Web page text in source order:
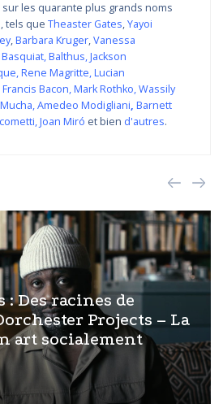
les quarante plus grands noms
tels que Theaster Gates,Yayoi
,Barbara Kruger,Vanessa
,Balthus,Jackson
,Rene Magritte,Lucian
Francis Bacon,Mark Rothko,Wassily
,Amedeo Modigliani, Barnett
,Joan Miró et bien d'autres.
: Des racines de
Projects – La
art socialement